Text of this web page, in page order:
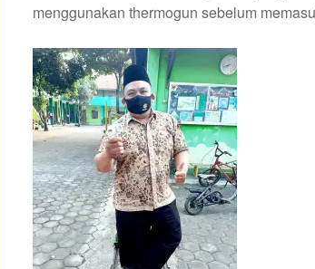
menggunakan thermogun sebelum